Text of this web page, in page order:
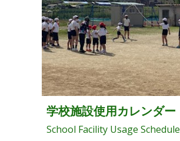
学校施設使用カレンダー
School Facility Usage Schedule